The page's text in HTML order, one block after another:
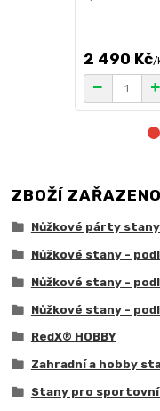
2 490 Kč/
ZBOŽÍ
Nůžkové párty stany
Nůžkové stany -
Nůžkové stany -
Nůžkové stany -
RedX® HOBBY
Zahradní a hobby
Stany pro sportovní